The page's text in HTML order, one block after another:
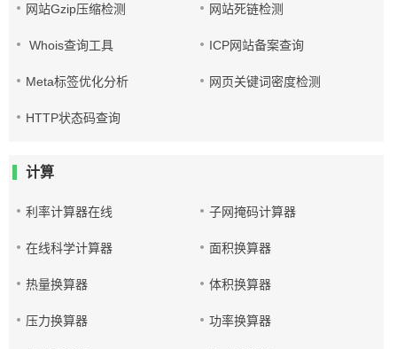
网站Gzip压缩检测 网站死链检测
Whois查询工具 ICP网站备案查询
Meta标签优化分析 网页关键词密度检测
HTTP状态码查询
计算
利率计算器在线 子网掩码计算器
在线科学计算器 面积换算器
热量换算器 体积换算器
压力换算器 功率换算器